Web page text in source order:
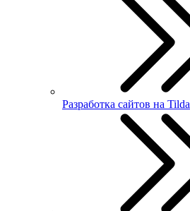
Разработка сайтов на Tilda